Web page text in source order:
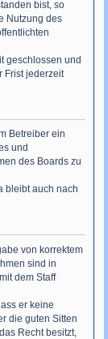
bist, so
Nutzung des
geschlossen und
Frist jederzeit
Betreiber ein
und
des Boards zu
bleibt auch nach
von korrektem
sind in
dem Staff
er keine
die guten Sitten
Recht besitzt,